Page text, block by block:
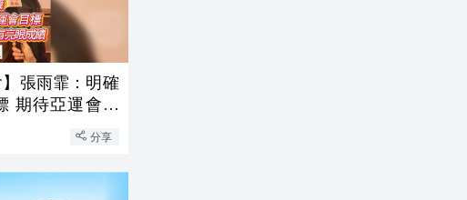
張雨霏：明確
期待亞運會有
分享